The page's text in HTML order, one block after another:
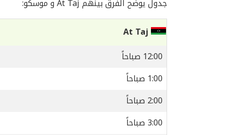
جدول يوضح الفرق بينهم At Taj و موسكو:
12:00 صباحاً
1:00 صباحاً
2:00 صباحاً
3:00 صباحاً